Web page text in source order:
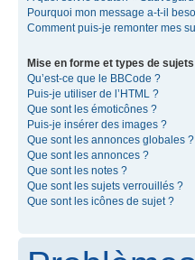
Pourquoi mon message a-t-il
Comment puis-je remonter mes
Mise en forme et types de sujets
Qu’est-ce que le BBCode ?
Puis-je utiliser de l’HTML ?
Que sont les émoticônes ?
Puis-je insérer des images ?
Que sont les annonces globales ?
Que sont les annonces ?
Que sont les notes ?
Que sont les sujets verrouillés ?
Que sont les icônes de sujet ?